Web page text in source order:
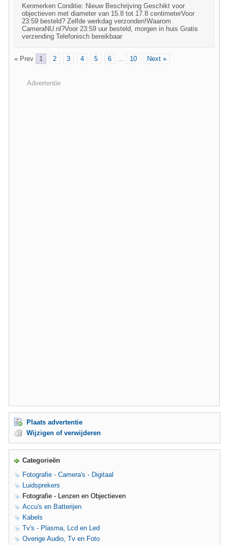
Kenmerken Conditie: Nieuw Beschrijving Geschikt voor
objectieven met diameter van 15.8 tot 17.8 centimeterVoor
23:59 besteld? Zelfde werkdag verzonden!Waarom
CameraNU.nl?Voor 23:59 uur besteld, morgen in huis Gratis
verzending Telefonisch bereikbaar
« Prev 1 2 3 4 5 6 ... 10 Next »
Advertentie
Plaats advertentie
Wijzigen of verwijderen
Categorieën
Fotografie - Camera's - Digitaal
Luidsprekers
Fotografie - Lenzen en Objectieven
Accu's en Batterijen
Kabels
Tv's - Plasma, Lcd en Led
Overige Audio, Tv en Foto